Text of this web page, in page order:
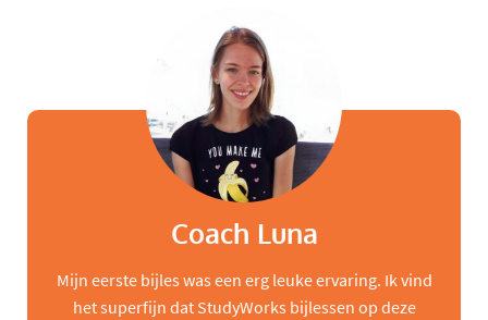
Coach Luna
Mijn eerste bijles was een erg leuke ervaring. Ik vind
het superfijn dat StudyWorks bijlessen op deze